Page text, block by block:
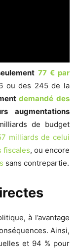
77 € par
ou des 245 de la
demandé des
augmentations
de budget
milliards de celui
fiscales, ou encore
sans contrepartie.
à l’avantage
Ainsi,
et 94 % pour